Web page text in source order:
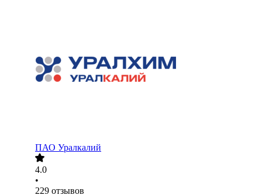
ПАО Уралкалий
4.0
•
229 отзывов